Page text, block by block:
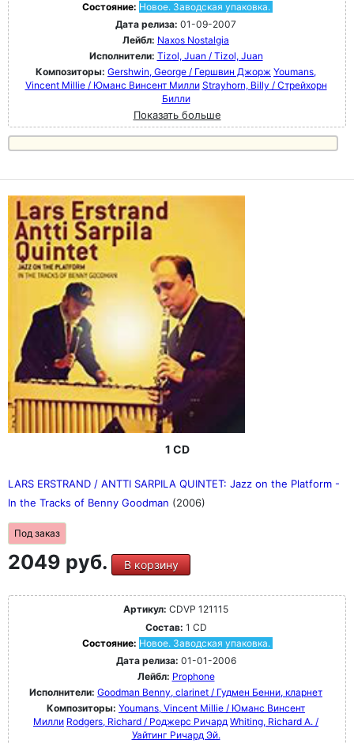
Состояние: Новое. Заводская упаковка.
Дата релиза: 01-09-2007
Лейбл: Naxos Nostalgia
Исполнители: Tizol, Juan / Tizol, Juan
Композиторы: Gershwin, George / Гершвин Джорж Youmans,
Vincent Millie / Юманс Винсент Милли Strayhorn, Billy / Стрейхорн
Билли
Показать больше
1 CD
LARS ERSTRAND / ANTTI SARPILA QUINTET: Jazz on the Platform -
In the Tracks of Benny Goodman (2006)
Под заказ
2049 руб. В корзину
Артикул: CDVP 121115
Состав: 1 CD
Состояние: Новое. Заводская упаковка.
Дата релиза: 01-01-2006
Лейбл: Prophone
Исполнители: Goodman Benny, clarinet / Гудмен Бенни, кларнет
Композиторы: Youmans, Vincent Millie / Юманс Винсент
Милли Rodgers, Richard / Роджерс Ричард Whiting, Richard A. /
Уайтинг Ричард Эй.